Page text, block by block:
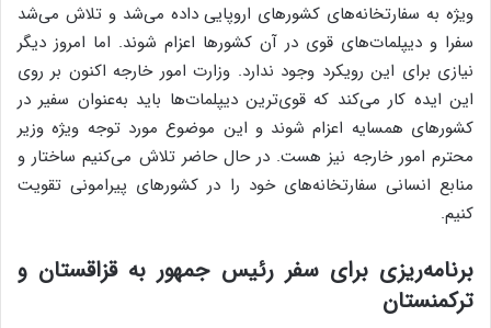
ویژه به سفارتخانه‌های کشورهای اروپایی داده می‌شد و تلاش می‌شد
سفرا و دیپلمات‌های قوی در آن کشورها اعزام شوند. اما امروز دیگر
نیازی برای این رویکرد وجود ندارد. وزارت امور خارجه اکنون بر روی
این ایده کار می‌کند که قوی‌ترین دیپلمات‌ها باید به‌عنوان سفیر در
کشورهای همسایه اعزام شوند و این موضوع مورد توجه ویژه وزیر
محترم امور خارجه نیز هست. در حال حاضر تلاش می‌کنیم ساختار و
منابع انسانی سفارتخانه‌های خود را در کشورهای پیرامونی تقویت
کنیم.
برنامه‌ریزی برای سفر رئیس جمهور به قزاقستان و
ترکمنستان